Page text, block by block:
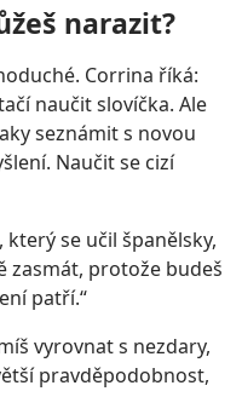
narazit?
Corrina říká:
naučit slovíčka. Ale
seznámit s novou
Naučit se cizí
se učil španělsky,
zasmát, protože budeš
patří.“
vyrovnat s nezdary,
pravděpodobnost,